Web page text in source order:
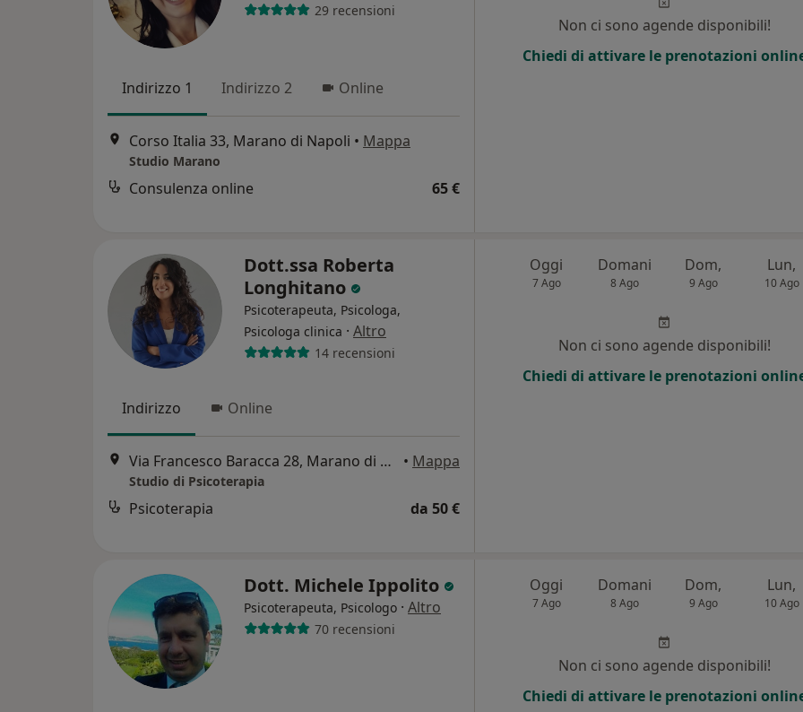
29 recensioni
Indirizzo 1 Indirizzo 2 Online
Corso Italia 33, Marano di Napoli • Mappa
Studio Marano
Consulenza online 65 €
Non ci sono agende disponibili!
Chiedi di attivare le prenotazioni
Dott.ssa Roberta
Longhitano
Psicoterapeuta, Psicologa,
Psicologa clinica · Altro
14 recensioni
Indirizzo Online
Via Francesco Baracca 28, Marano di Napoli • Mappa
Studio di Psicoterapia
Psicoterapia da 50 €
Oggi
7 Ago
Domani
8 Ago
Dom,
9 Ago
Lun,
10 Ago
Non ci sono agende disponibili!
Chiedi di attivare le prenotazioni
Dott. Michele Ippolito
Psicoterapeuta, Psicologo · Altro
70 recensioni
Oggi
7 Ago
Domani
8 Ago
Dom,
9 Ago
Lun,
10 Ago
Non ci sono agende disponibili!
Chiedi di attivare le prenotazioni